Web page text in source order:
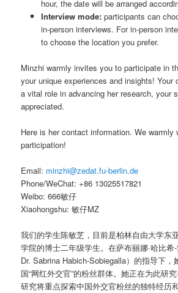
hour, the date will be arranged
Interview mode:participants can
in-person interviews. For in-person
to choose the location you prefer.
Minzhi warmly invites you to participate in
your unique experiences and insights! Your
a vital role in advancing her research, your
appreciated.
Here is her contact information. We warmly
participation!
Email: minzhi@zedat.fu-berlin.de
Phone/WeChat: +86 13025517821
Weibo: 666敏仔
Xiaohongshu: 敏仔MZ
我们的学生陈敏芝，目前是柏林自由大学东
学院的博士二年级学生。在萨布丽娜·哈比
Dr. Sabrina Habich-Sobiegalla）的指导下，
国“网红外交官”的粉丝群体。她正在为此研
研究将重点探索中国外交官粉丝的独特经历和